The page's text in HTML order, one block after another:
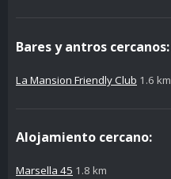
Bares y antros cercanos:
La Mansion Friendly Club 1.6 km
Alojamiento cercano:
Marsella 45 1.8 km